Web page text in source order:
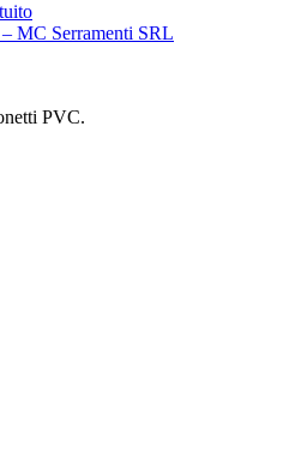
MC Serramenti SRL
PVC.